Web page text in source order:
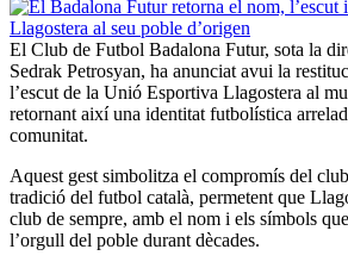
El Club de Futbol Badalona Futur, sota la
Sedrak Petrosyan, ha anunciat avui la
l’escut de la Unió Esportiva Llagostera al
retornant així una identitat futbolística
comunitat.
Aquest gest simbolitza el compromís del
tradició del futbol català, permetent que
club de sempre, amb el nom i els símbols
l’orgull del poble durant dècades.